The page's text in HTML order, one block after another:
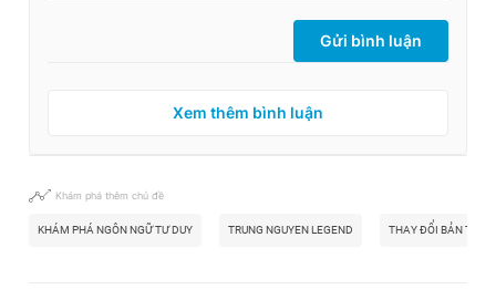
Gửi bình luận
Xem thêm bình luận
Khám phá thêm chủ đề
KHÁM PHÁ NGÔN NGỮ TƯ DUY TRUNG NGUYEN LEGEND THAY ĐỔI BẢN THÂN